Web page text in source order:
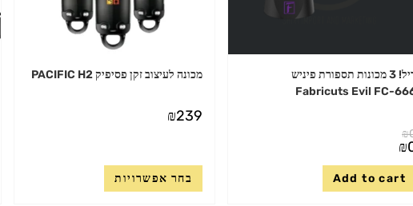
דיל! 3 מכונות תספורת פיניש
Fabricuts Evil FC-
₪
₪
Add to cart
מכונה לעיצוב זקן פסיפיק PACIFIC H2
₪239
בחר אפשרויות
למוצר
יש